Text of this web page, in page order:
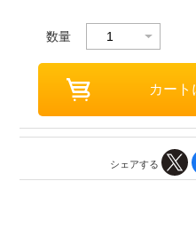
数量
シェアする